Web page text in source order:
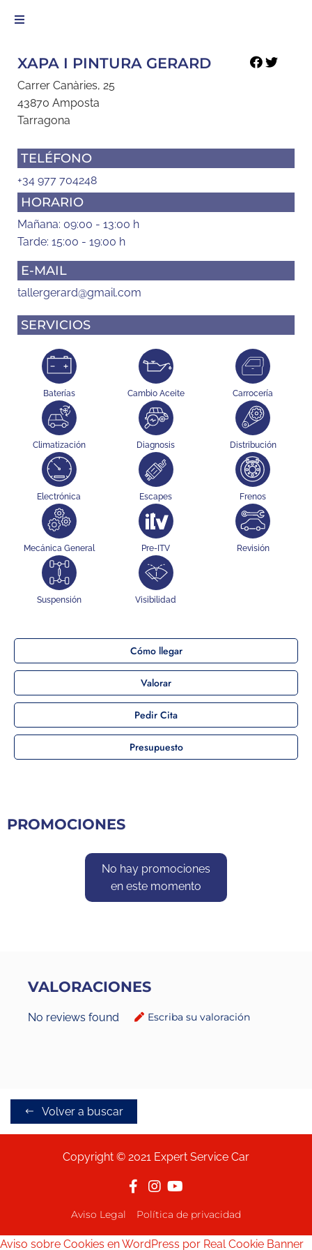
XAPA I PINTURA GERARD
Carrer Canàries, 25
43870 Amposta
Tarragona
TELÉFONO
+34 977 704248
HORARIO
Mañana: 09:00 - 13:00 h
Tarde: 15:00 - 19:00 h
E-MAIL
tallergerard@gmail.com
SERVICIOS
Baterías Cambio Aceite Carrocería
Climatización Diagnosis Distribución
Electrónica Escapes Frenos
Mecánica General Pre-ITV Revisión
Suspensión Visibilidad
Cómo llegar
Valorar
Pedir Cita
Presupuesto
PROMOCIONES
No hay promociones
en este momento
VALORACIONES
No reviews found Escriba su valoración
Volver a buscar
Copyright © 2021 Expert Service Car
Aviso Legal Política de privacidad
Aviso sobre Cookies en WordPress por Real Cookie Banner